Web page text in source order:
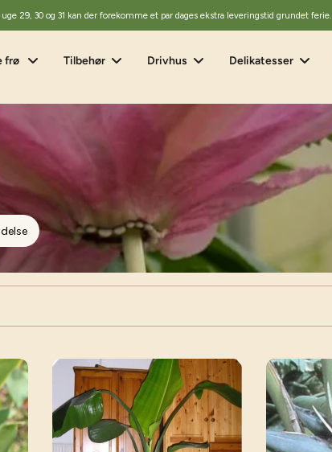
uge 29, 30 og 31 kan der forekomme et par dages ekstra leveringstid grundet ferie.
frø Tilbehør Drivhus Delikatesser